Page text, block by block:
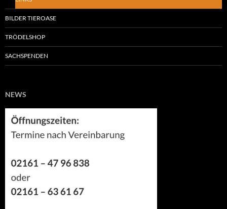
BILDER TIEROASE
TRÖDELSHOP
SACHSPENDEN
NEWS